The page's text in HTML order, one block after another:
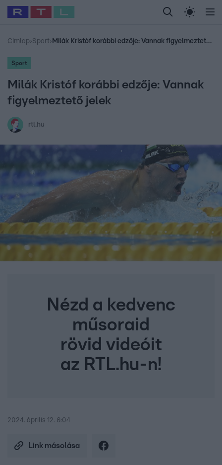
Legfrissebb RTL Híradó Randi Celeb vagyok,
Babits Marcella Most Wanted Gallusz
Címlap›Sport› Milák Kristóf korábbi edzője: Vannak figyelmeztető jelek
Sport
Milák Kristóf korábbi edzője: Vannak
figyelmeztető jelek
rtl.hu
Nézd a kedvenc
műsoraid
rövid videóit
az RTL.hu-n!
2024. április 12. 6:04
Link másolása